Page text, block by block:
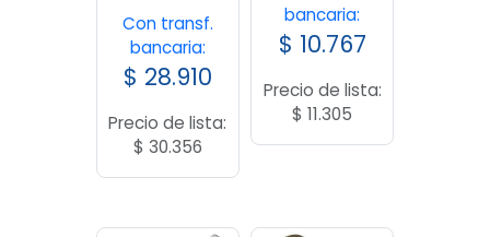
Con transf.
bancaria:
$ 28.910
Precio de lista:
$ 30.356
bancaria:
$ 10.767
Precio de lista:
$ 11.305